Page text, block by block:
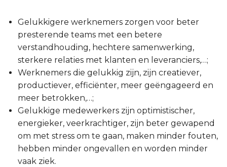
Gelukkigere werknemers zorgen voor beter
presterende teams met een betere
verstandhouding, hechtere samenwerking,
sterkere relaties met klanten en leveranciers,…;
Werknemers die gelukkig zijn, zijn creatiever,
productiever, efficiënter, meer geëngageerd en
meer betrokken,…;
Gelukkige medewerkers zijn optimistischer,
energieker, veerkrachtiger, zijn beter gewapend
om met stress om te gaan, maken minder fouten,
hebben minder ongevallen en worden minder
vaak ziek.